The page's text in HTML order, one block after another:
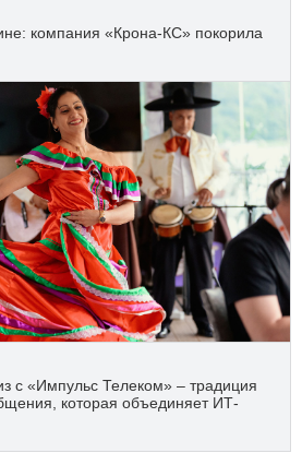
компания «Крона‑КС» покорила
с «Импульс Телеком» – традиция
которая объединяет ИТ-